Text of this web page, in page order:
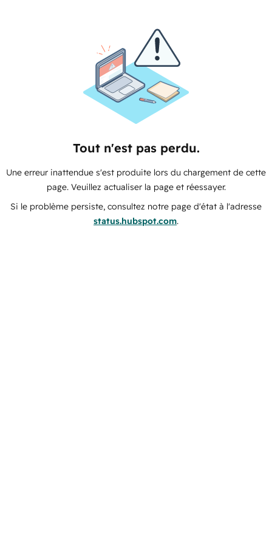
Tout n'est pas perdu.
Une erreur inattendue s'est produite lors du chargement de cette
page. Veuillez actualiser la page et réessayer.
Si le problème persiste, consultez notre page d'état à l'adresse
status.hubspot.com.